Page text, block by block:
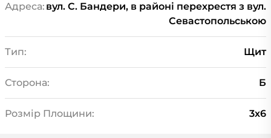
Адреса: вул. С. Бандери, в районі перехрестя з вул.
Севастопольською
Тип: Щит
Сторона: Б
Розмір Площини: 3х6